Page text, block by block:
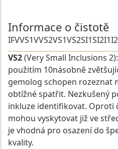
Informace o čistotě
IFVVS1VVS2VS1VS2SI1SI2I1I2
VS2(Very Small Inclusions
použitím 10násobně
gemolog schopen rozeznat
obtížné spatřit. Nezkušený
inkluze identifikovat. Oproti
mohou vyskytovat již ve
je vhodná pro osazení do
kvality.